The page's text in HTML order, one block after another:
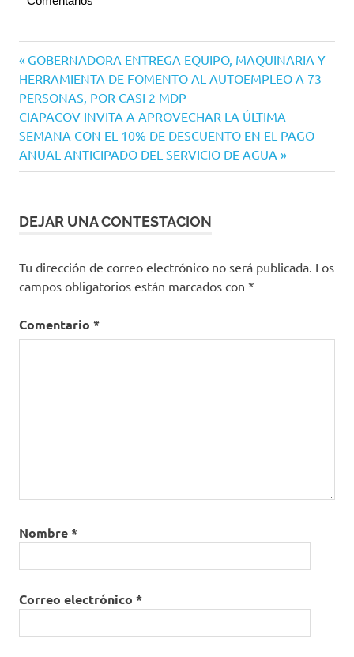
Navegación
de
entradas
Entrada
anterior:
GOBERNADORA ENTREGA EQUIPO, MAQUINARIA Y
HERRAMIENTA DE FOMENTO AL AUTOEMPLEO A 73
PERSONAS, POR CASI 2 MDP
Siguiente
entrada:
CIAPACOV INVITA A APROVECHAR LA ÚLTIMA
SEMANA CON EL 10% DE DESCUENTO EN EL PAGO
ANUAL ANTICIPADO DEL SERVICIO DE AGUA
DEJAR UNA CONTESTACION
Tu dirección de correo electrónico no será publicada. Los
campos obligatorios están marcados con *
Comentario *
Nombre*
Correo electrónico *